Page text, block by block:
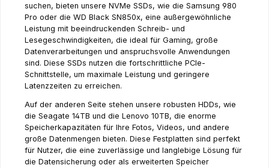
suchen, bieten unsere NVMe SSDs, wie die Samsung 980
Pro oder die WD Black SN850x, eine außergewöhnliche
Leistung mit beeindruckenden Schreib- und
Lesegeschwindigkeiten, die ideal für Gaming, große
Datenverarbeitungen und anspruchsvolle Anwendungen
sind. Diese SSDs nutzen die fortschrittliche PCIe-
Schnittstelle, um maximale Leistung und geringere
Latenzzeiten zu erreichen.
Auf der anderen Seite stehen unsere robusten HDDs, wie
die Seagate 14TB und die Lenovo 10TB, die enorme
Speicherkapazitäten für Ihre Fotos, Videos, und andere
große Datenmengen bieten. Diese Festplatten sind perfekt
für Nutzer, die eine zuverlässige und langlebige Lösung für
die Datensicherung oder als erweiterten Speicher